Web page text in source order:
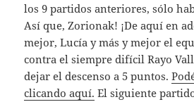
los 9 partidos anteriores, sólo
Así que, Zorionak! ¡De aquí en
mejor, Lucía y más y mejor el
contra el siempre difícil Rayo
dejar el descenso a 5 puntos.
clicando aquí. El siguiente